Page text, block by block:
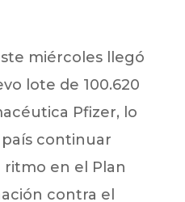
miércoles llegó
lote de 100.620
Pfizer, lo
continuar
en el Plan
contra el